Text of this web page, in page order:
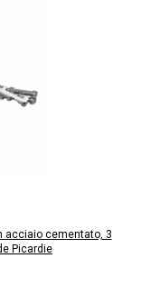
acciaio cementato, 3
Picardie